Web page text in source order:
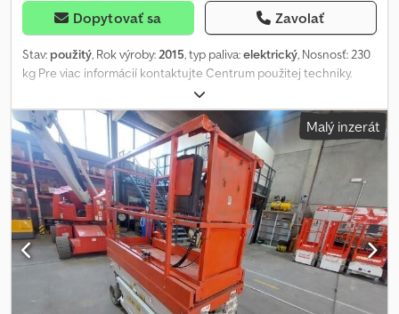
Dopytovať sa Zavolať
Stav: použitý, Rok výroby: 2015, typ paliva:elektrický, Nosnosť: 230
kg Pre viac informácií kontaktujte Centrum použitej techniky.
Malý inzerát